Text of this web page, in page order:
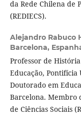
da Rede Chilena de
(REDIECS).
Alejandro Rabuco
Barcelona,
Professor de
Educação, Pontifícia
Doutorado em
Barcelona. Membro
de Ciências Sociais